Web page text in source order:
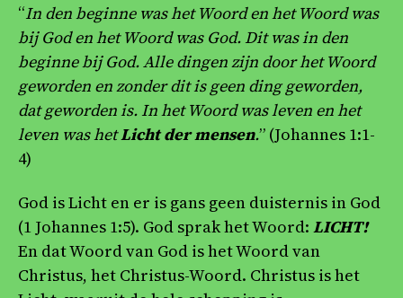
“In den beginne was het Woord en het Woord was
bij God en het Woord was God. Dit was in den
beginne bij God. Alle dingen zijn door het Woord
geworden en zonder dit is geen ding geworden,
dat geworden is. In het Woord was leven en het
leven was hetLicht der mensen.” (Johannes 1:1-
4)
God is Licht en er is gans geen duisternis in God
(1 Johannes 1:5). God sprak het Woord: LICHT!
En dat Woord van God is het Woord van
Christus, het Christus-Woord. Christus is het